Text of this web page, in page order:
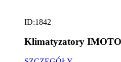
ID:1842
Klimatyzatory IMOTO